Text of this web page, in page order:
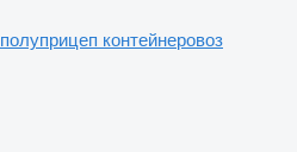
полуприцеп контейнеровоз